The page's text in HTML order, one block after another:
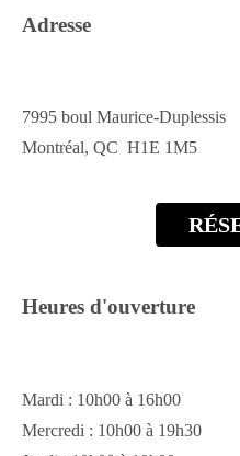
Adresse
7995 boul Maurice-Duplessis
Montréal, QC H1E 1M5
Heures d'ouverture
Mardi : 10h00 à 16h00
Mercredi : 10h00 à 19h30